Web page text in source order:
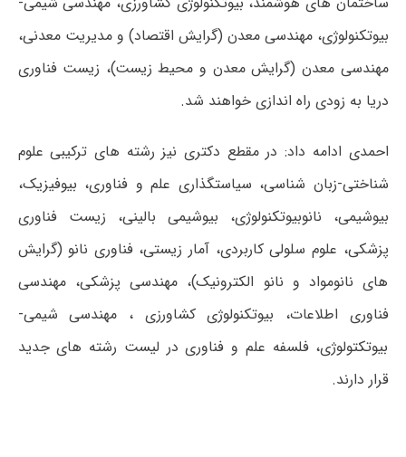
بیوتکنولوژی، مهندسی معدن (گرایش اقتصاد) و مدیریت معدنی،
مهندسی معدن (گرایش معدن و محیط زیست)، زیست فناوری
دریا به زودی راه اندازی خواهند شد.
احمدی ادامه داد: در مقطع دکتری نیز رشته های ترکیبی علوم
شناختی-زبان شناسی، سیاستگذاری علم و فناوری، بیوفیزیک،
بیوشیمی، نانوبیوتکنولوژی، بیوشیمی بالینی، زیست فناوری
پزشکی، علوم سلولی کاربردی، آمار زیستی، فناوری نانو (گرایش
های نانومواد و نانو الکترونیک)، مهندسی پزشکی، مهندسی
فناوری اطلاعات، بیوتکنولوژی کشاورزی ، مهندسی شیمی-
بیوتکتولوژی، فلسفه علم و فناوری در لیست رشته های جدید
قرار دارند.